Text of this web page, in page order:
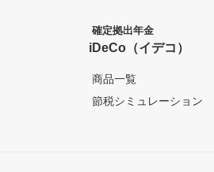
確定拠出年金
iDeCo（イデコ）
商品一覧
節税シミュレーション